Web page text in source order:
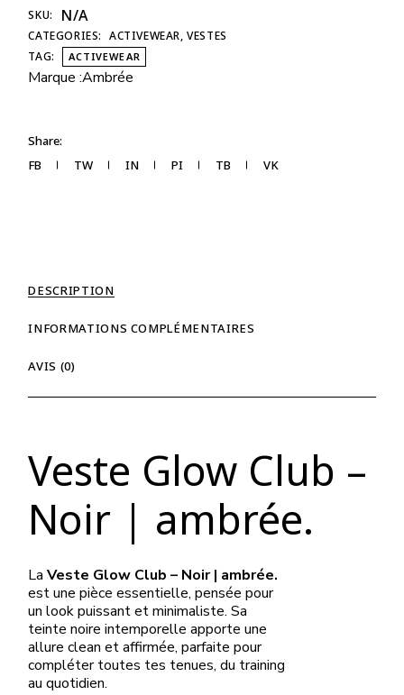
SKU: N/A
CATEGORIES: ACTIVEWEAR,VESTES
TAG:
ACTIVEWEAR
Marque :Ambrée
Share:
FB
TW IN PI TB VK
DESCRIPTION
INFORMATIONS COMPLÉMENTAIRES
AVIS (0)
Veste Glow Club –
Noir | ambrée.
LaVeste Glow Club – Noir | ambrée.
est une pièce essentielle, pensée pour
un look puissant et minimaliste. Sa
teinte noire intemporelle apporte une
allure clean et affirmée, parfaite pour
compléter toutes tes tenues, du training
au quotidien.